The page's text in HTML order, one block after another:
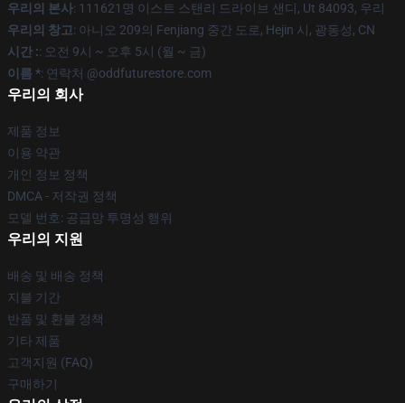
우리의 본사: 111621명 이스트 스탠리 드라이브 샌디, Ut 84093, 우리
우리의 창고: 아니오 209의 Fenjiang 중간 도로, Hejin 시, 광동성, CN
시간 :: 오전 9시 ~ 오후 5시 (월 ~ 금)
이름 *: 연락처 @oddfuturestore.com
우리의 회사
제품 정보
이용 약관
개인 정보 정책
DMCA - 저작권 정책
모델 번호: 공급망 투명성 행위
우리의 지원
배송 및 배송 정책
지불 기간
반품 및 환불 정책
기타 제품
고객지원 (FAQ)
구매하기